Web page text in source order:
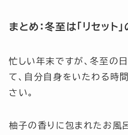
まとめ：冬至は「リセット」
忙しい年末ですが、冬至の
て、自分自身をいたわる時
さい。
柚子の香りに包まれたお風